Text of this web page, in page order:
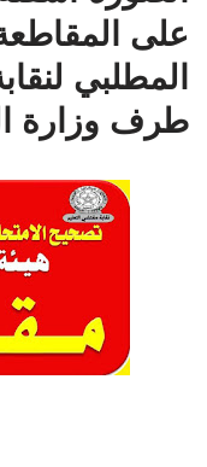
على
المطلبي
طرف وزارة